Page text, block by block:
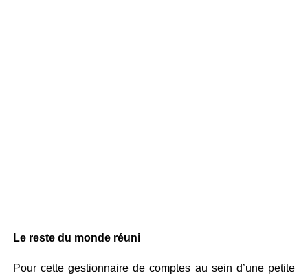
Le reste du monde réuni
Pour cette gestionnaire de comptes au sein d’une petite